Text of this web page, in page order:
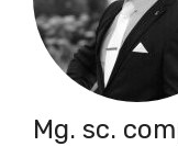
Mg. sc.